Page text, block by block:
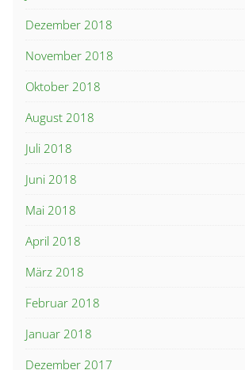
Dezember 2018
November 2018
Oktober 2018
August 2018
Juli 2018
Juni 2018
Mai 2018
April 2018
März 2018
Februar 2018
Januar 2018
Dezember 2017